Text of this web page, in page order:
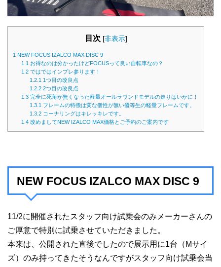
目次 [非表示]
1 NEW FOCUS IZALCO MAX DISC 9
1.1 お得なのは分かったけどFOCUSって良い自転車なの？
1.2 ではではインプレ参ります！
1.2.1 1つ目の改良点
1.2.2 2つ目の改良点
1.3 完全に死角が無くなった軽量オールラウンドモデルの走りはいかに！
1.3.1 フレームの特徴は変な個性が無い優等生の軽量フレームです。
1.3.2 コーナリングはキレッキレです。
1.4 改めましてNEW IZALCO MAX価格とご予約のご案内です
NEW FOCUS IZALCO MAX DISC 9
11/2に開催されたスタッフ向け試乗会のみメーカーさんの
ご厚意で特別に試乗させていただきました。
本来は、公開された直後でしたので展示用に1台（Mサイ
ズ）のみ持ってきたそうなんですがスタッフ向け試乗会当